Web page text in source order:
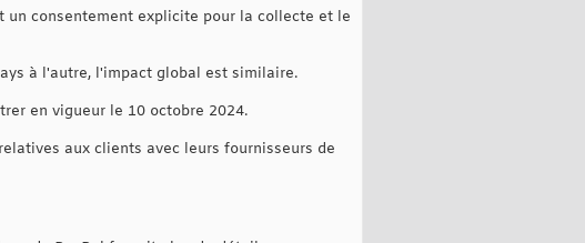
un consentement explicite pour la collecte et le
à l'autre, l'impact global est similaire.
en vigueur le 10 octobre 2024.
aux clients avec leurs fournisseurs de